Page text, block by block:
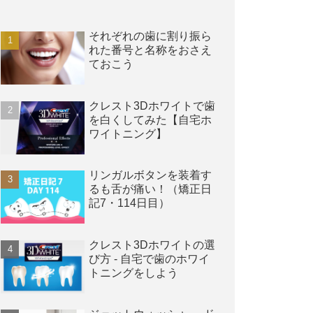
それぞれの歯に割り振ら
れた番号と名称をおさえ
ておこう
クレスト3Dホワイトで歯
を白くしてみた【自宅ホ
ワイトニング】
リンガルボタンを装着す
るも舌が痛い！（矯正日
記7・114日目）
クレスト3Dホワイトの選
び方 - 自宅で歯のホワイ
トニングをしよう